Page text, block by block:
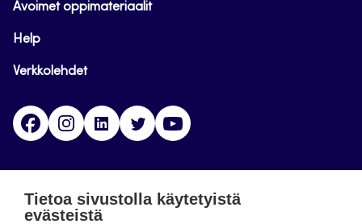
Avoimet oppimateriaalit
Help
Verkkolehdet
FacebookInstagramLinkedinTwitter
Tietoa sivustolla käytetyistä
evästeistä